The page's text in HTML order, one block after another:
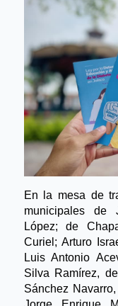
En la mesa de
municipales de
López; de
Curiel; Arturo
Luis Antonio
Silva Ramírez,
Sánchez